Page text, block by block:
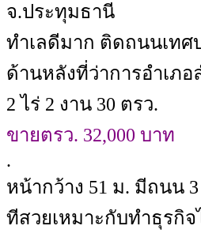
จ.ประทุมธานี
ทำเลดีมาก ติดถนนเทศ
ด้านหลังที่ว่าการอำเภอ
2 ไร่ 2 งาน 30 ตรว.
ขายตรว. 32,000 บาท
.
หน้ากว้าง 51 ม. มีถนน
ทีสวยเหมาะกับทำธุรกิ